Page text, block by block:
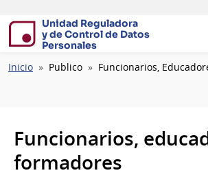
Unidad Reguladora
y de Control de Datos
Personales
Ruta
Inicio Publico Funcionarios,
Funcionarios,
formadores